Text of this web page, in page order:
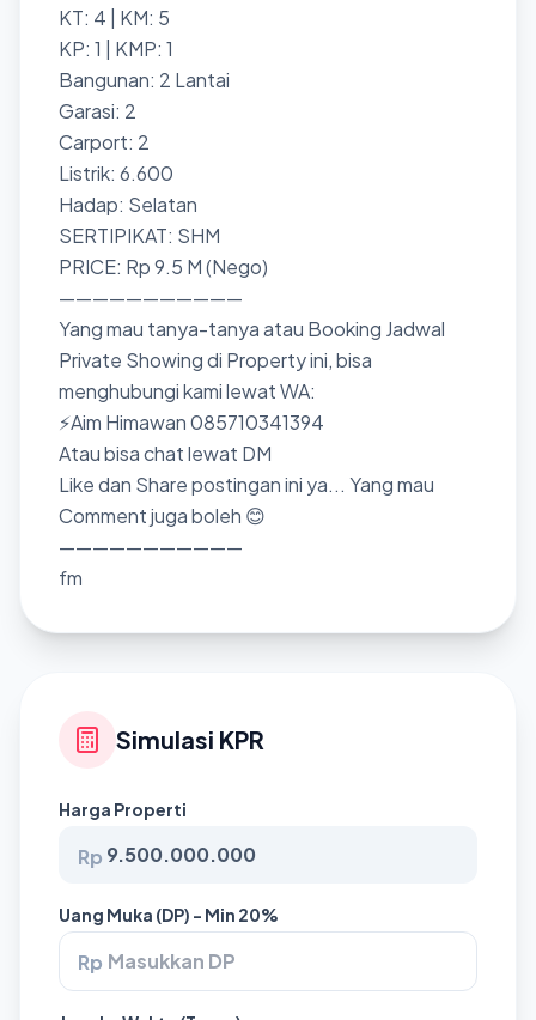
KT: 4 | KM: 5
KP: 1 | KMP: 1
Bangunan: 2 Lantai
Garasi: 2
Carport: 2
Listrik: 6.600
Hadap: Selatan
SERTIPIKAT: SHM
PRICE: Rp 9.5 M (Nego)
———————————
Yang mau tanya-tanya atau Booking Jadwal
Private Showing di Property ini, bisa
menghubungi kami lewat WA:
⚡Aim Himawan 085710341394
Atau bisa chat lewat DM
Like dan Share postingan ini ya... Yang mau
Comment juga boleh 😊
———————————
fm
Simulasi KPR
Harga Properti
Rp
Uang Muka (DP) - Min 20%
Rp